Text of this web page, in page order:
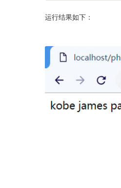
运行结果如下：